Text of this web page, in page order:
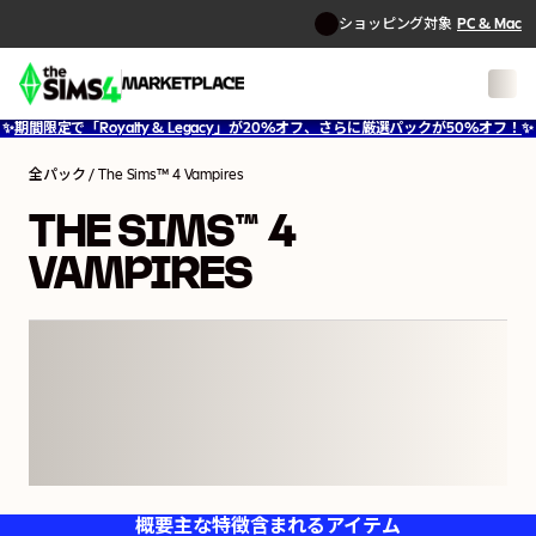
ショッピング対象 PC & Mac
✨期間限定で「Royalty & Legacy」が20%オフ、さらに厳選パックが50%オフ！✨
全パック /The Sims™ 4 Vampires
THE SIMS™ 4
VAMPIRES
概要主な特徴含まれるアイテム